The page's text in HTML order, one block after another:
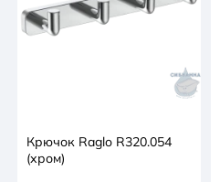
Крючок Raglo R320.054
(хром)